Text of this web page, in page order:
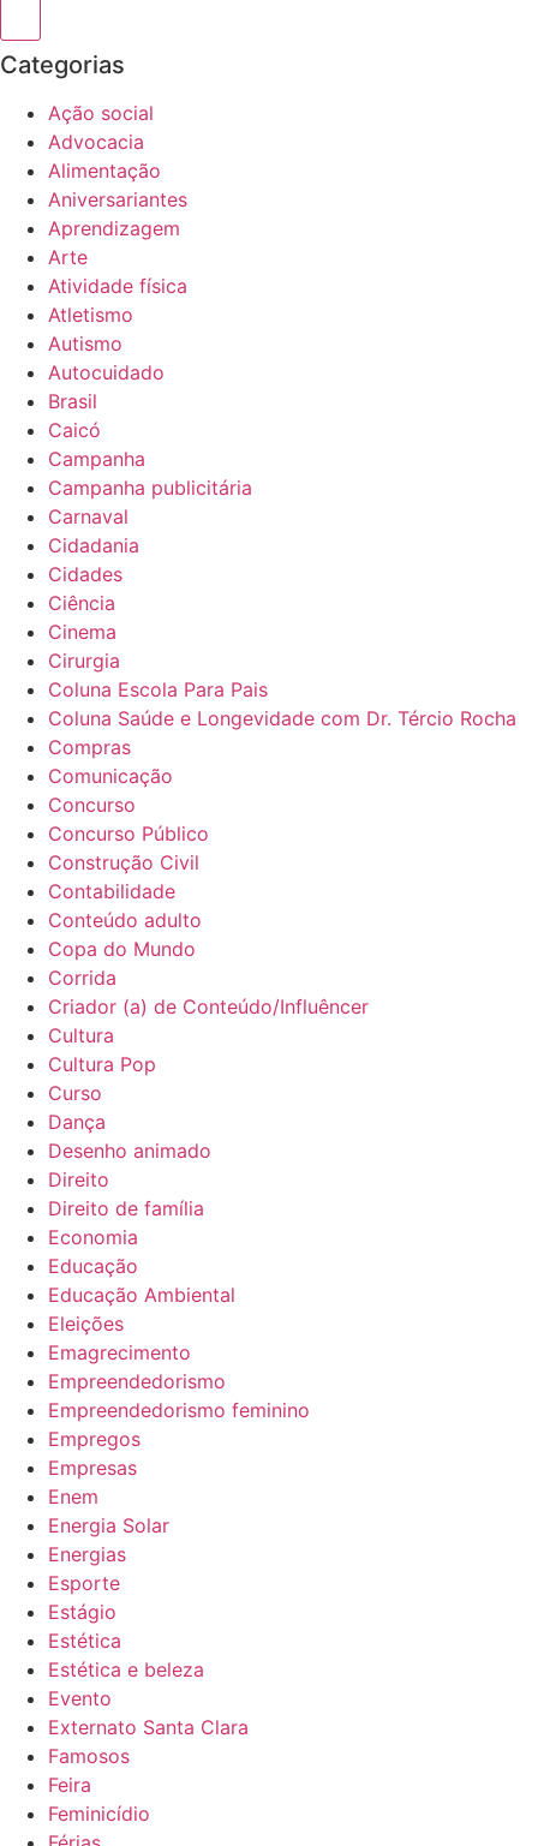
Categorias
Ação social
Advocacia
Alimentação
Aniversariantes
Aprendizagem
Arte
Atividade física
Atletismo
Autismo
Autocuidado
Brasil
Caicó
Campanha
Campanha publicitária
Carnaval
Cidadania
Cidades
Ciência
Cinema
Cirurgia
Coluna Escola Para Pais
Coluna Saúde e Longevidade com Dr. Tércio Rocha
Compras
Comunicação
Concurso
Concurso Público
Construção Civil
Contabilidade
Conteúdo adulto
Copa do Mundo
Corrida
Criador (a) de Conteúdo/Influêncer
Cultura
Cultura Pop
Curso
Dança
Desenho animado
Direito
Direito de família
Economia
Educação
Educação Ambiental
Eleições
Emagrecimento
Empreendedorismo
Empreendedorismo feminino
Empregos
Empresas
Enem
Energia Solar
Energias
Esporte
Estágio
Estética
Estética e beleza
Evento
Externato Santa Clara
Famosos
Feira
Feminicídio